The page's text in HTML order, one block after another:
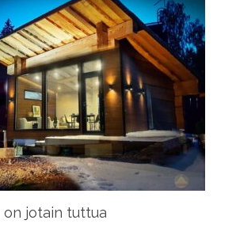
on jotain tuttua